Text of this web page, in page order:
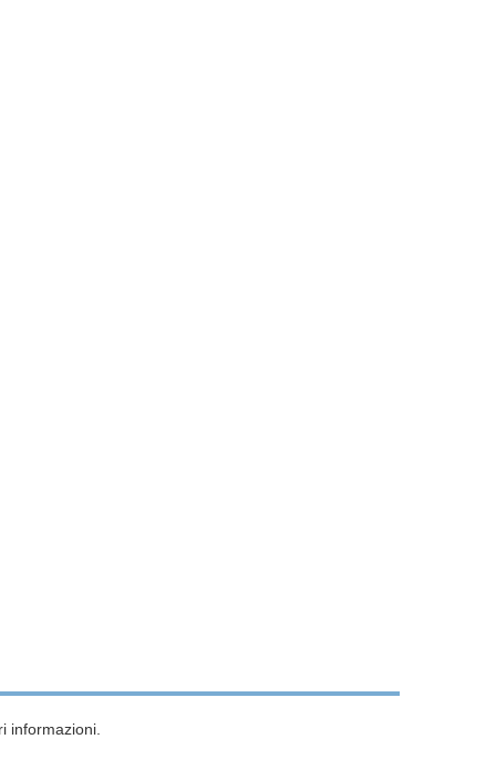
informazioni.